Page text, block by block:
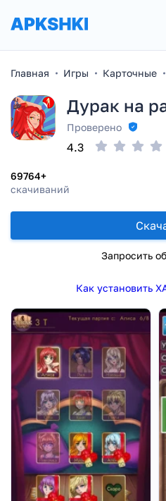
Главная Игры Карточные
Дурак на
Проверено
69764+
скачиваний
4.3
Запросить
Как установить